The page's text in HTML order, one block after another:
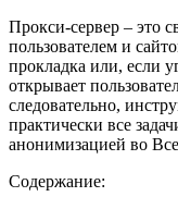
Прокси-сервер – это
пользователем и
прокладка или, если
открывает
следовательно,
практически все
анонимизацией во
Содержание: